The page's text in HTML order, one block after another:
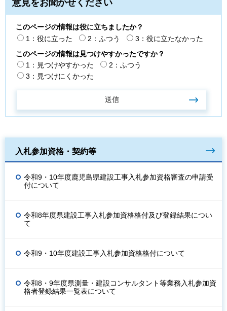
意見をお聞かせください
このページの情報は役に立ちましたか？
1：役に立った
2：ふつう
3：役に立たなかった
このページの情報は見つけやすかったですか？
1：見つけやすかった
2：ふつう
3：見つけにくかった
入札参加資格・契約等
令和9・10年度鹿児島県建設工事入札参加資格審査の申請受
付について
令和8年度県建設工事入札参加資格格付及び登録結果につい
て
令和9・10年度建設工事入札参加資格格付について
令和8・9年度県測量・建設コンサルタント等業務入札参加資
格者登録結果一覧表について